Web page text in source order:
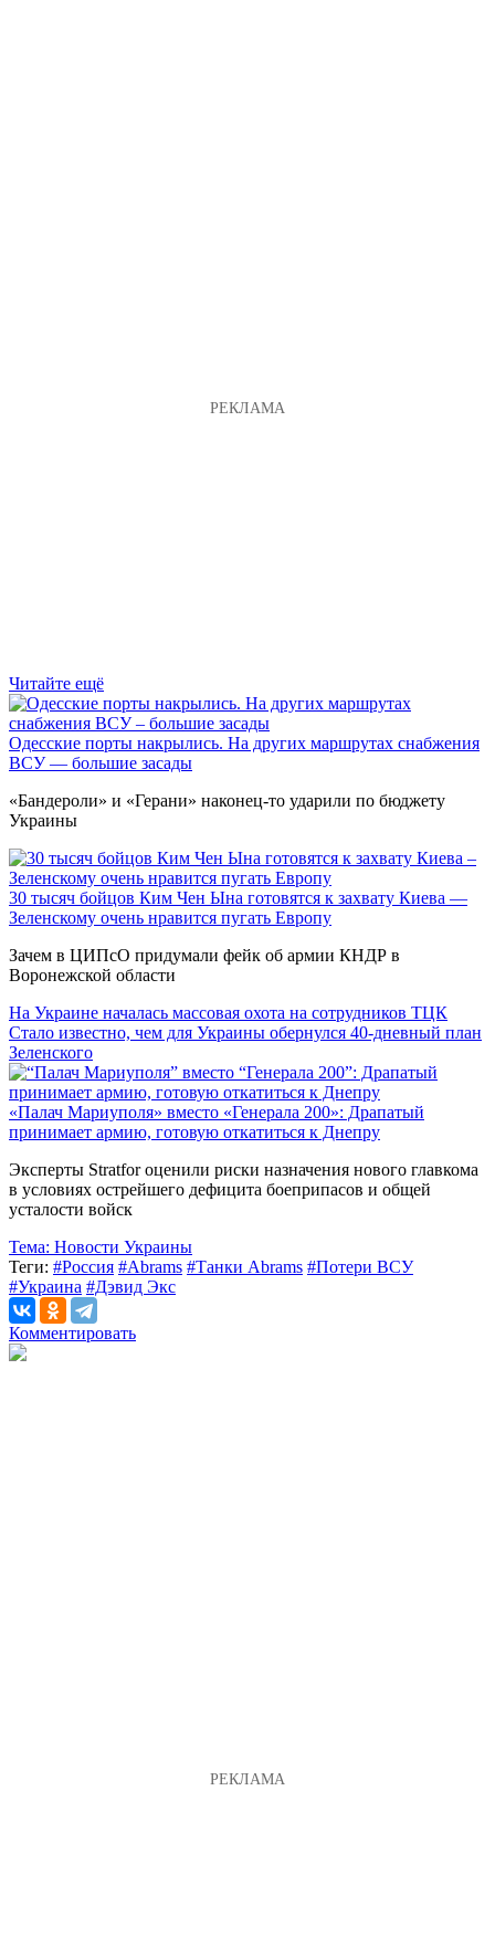
Читайте ещё
Одесские порты накрылись. На других маршрутах снабжения
ВСУ — большие засады
«Бандероли» и «Герани» наконец-то ударили по бюджету
Украины
30 тысяч бойцов Ким Чен Ына готовятся к захвату Киева —
Зеленскому очень нравится пугать Европу
Зачем в ЦИПсО придумали фейк об армии КНДР в
Воронежской области
На Украине началась массовая охота на сотрудников ТЦК
Стало известно, чем для Украины обернулся 40-дневный план
Зеленского
«Палач Мариуполя» вместо «Генерала 200»: Драпатый
принимает армию, готовую откатиться к Днепру
Эксперты Stratfor оценили риски назначения нового главкома
в условиях острейшего дефицита боеприпасов и общей
усталости войск
Тема: Новости Украины
Теги: #Россия #Abrams #Танки Abrams #Потери ВСУ
#Украина #Дэвид Экс
Комментировать